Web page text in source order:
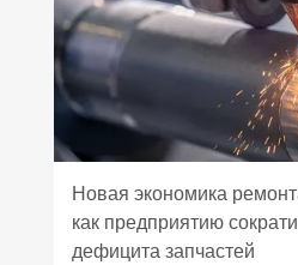
Новая экономика
как предприятию
дефицита запчастей